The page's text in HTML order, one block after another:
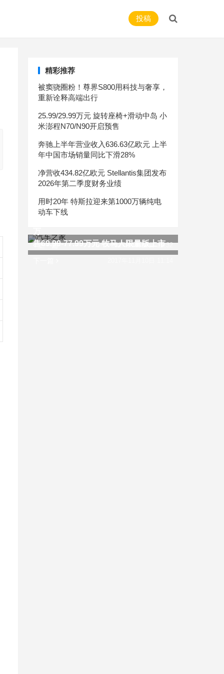
投稿
精彩推荐
被窦骁圈粉！尊界S800用科技与奢享，
重新诠释高端出行
25.99/29.99万元 旋转座椅+滑动中岛 小
米澎程N70/N90开启预售
奔驰上半年营业收入636.63亿欧元 上半
年中国市场销量同比下滑28%
净营收434.82亿欧元 Stellantis集团发布
2026年第二季度财务业绩
用时20年 特斯拉迎来第1000万辆纯电
动车下线
上一篇 2017年11月9日 11:32
售69.99-77.99万元 牧马人限量版上市